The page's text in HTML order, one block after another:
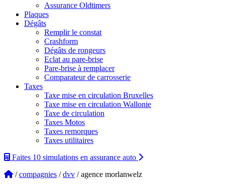
Assurance Oldtimers
Plaques
Dégâts
Remplir le constat
Crashform
Dégâts de rongeurs
Eclat au pare-brise
Pare-brise à remplacer
Comparateur de carrosserie
Taxes
Taxe mise en circulation Bruxelles
Taxe mise en circulation Wallonie
Taxe de circulation
Taxes Motos
Taxes remorques
Taxes utilitaires
Faites 10 simulations en assurance auto
/compagnies /dvv / agence morlanwelz